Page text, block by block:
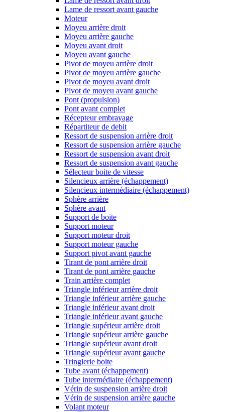
Lame de ressort avant gauche
Moteur
Moyeu arrière droit
Moyeu arrière gauche
Moyeu avant droit
Moyeu avant gauche
Pivot de moyeu arrière droit
Pivot de moyeu arrière gauche
Pivot de moyeu avant droit
Pivot de moyeu avant gauche
Pont (propulsion)
Pont avant complet
Récepteur embrayage
Répartiteur de debit
Ressort de suspension arrière droit
Ressort de suspension arrière gauche
Ressort de suspension avant droit
Ressort de suspension avant gauche
Sélecteur boite de vitesse
Silencieux arrière (échappement)
Silencieux intermédiaire (échappement)
Sphère arrière
Sphère avant
Support de boite
Support moteur
Support moteur droit
Support moteur gauche
Support pivot avant gauche
Tirant de pont arrière droit
Tirant de pont arrière gauche
Train arrière complet
Triangle inférieur arrière droit
Triangle inférieur arrière gauche
Triangle inférieur avant droit
Triangle inférieur avant gauche
Triangle supérieur arrière droit
Triangle supérieur arrière gauche
Triangle supérieur avant droit
Triangle supérieur avant gauche
Tringlerie boite
Tube avant (échappement)
Tube intermédiaire (échappement)
Vérin de suspension arrière droit
Vérin de suspension arrière gauche
Volant moteur